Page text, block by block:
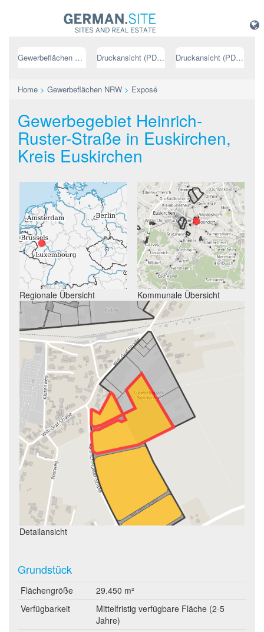
Gewerbeflächen NRW Druckansicht (PDF) // deutsch Druckansicht (PDF) // englisch
Home > Gewerbeflächen NRW > Exposé
Gewerbegebiet Heinrich-
Ruster-Straße in Euskirchen,
Kreis Euskirchen
Regionale Übersicht Kommunale Übersicht
Detailansicht
Grundstück
Flächengröße
29.450 m²
Verfügbarkeit
Mittelfristig verfügbare Fläche (2-5
Jahre)